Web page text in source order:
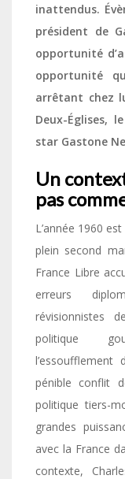
inattendus.
président de
opportunité
opportunité
arrêtant chez
Deux-Églises,
star Gastone
Un
pas
L’année 1960
plein second
France Libre
erreurs
révisionnistes
politique
pénible conflit
politique tiers-
grandes
avec la France
contexte,